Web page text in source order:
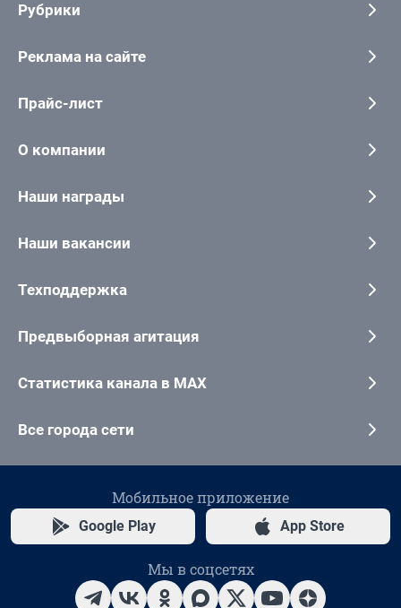
Рубрики
Реклама на сайте
Прайс-лист
О компании
Наши награды
Наши вакансии
Техподдержка
Предвыборная агитация
Статистика канала в MAX
Все города сети
Мобильное приложение
Google Play App Store
Мы в соцсетях